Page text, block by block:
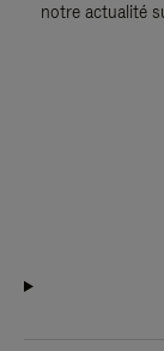
notre actualité